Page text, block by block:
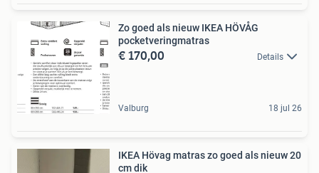
Zo goed als nieuw IKEA HÖVÅG
pocketveringmatras
€ 170,00 Details
Valburg 18 jul 26
IKEA Hövag matras zo goed als nieuw 20
cm dik